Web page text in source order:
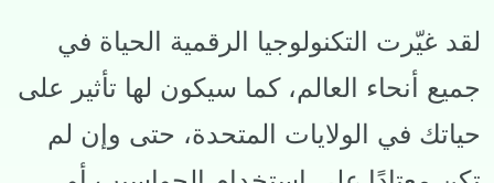
لقد غيّرت التكنولوجيا الرقمية الحياة في
جميع أنحاء العالم، كما سيكون لها تأثير على
حياتك في الولايات المتحدة، حتى وإن لم